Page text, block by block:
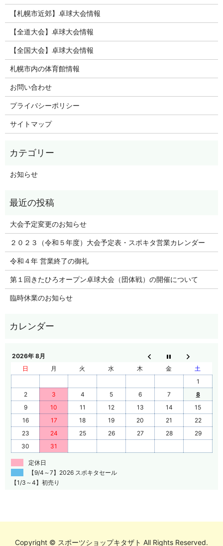
【札幌市近郊】卓球大会情報
【全道大会】卓球大会情報
【全国大会】卓球大会情報
札幌市内の体育館情報
お問い合わせ
プライバシーポリシー
サイトマップ
お知らせ
大会予定変更のお知らせ
２０２３（令和５年度）大会予定表・スポキタ営業カレンダー
令和４年 営業終了の御礼
第１回きたひろオープン卓球大会（団体戦）の開催について
臨時休業のお知らせ
2026年 8月
日
月 火 水 木 金
土
1
2
3 4 5 6 7
8
9
10 11 12 13 14
15
16
17 18 19 20 21
22
23
24 25 26 27 28
29
30
31
定休日
【9/4～7】2026 スポキタセール
【1/3～4】初売り
Copyright © スポーツショップキタザト All Rights Reserved.